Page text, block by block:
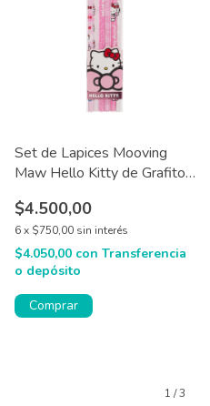
Set de Lapices Mooving
Maw Hello Kitty de Grafito
$4.500,00
6x $750,00 sin interés
$4.050,00 con Transferencia
o depósito
1 /3